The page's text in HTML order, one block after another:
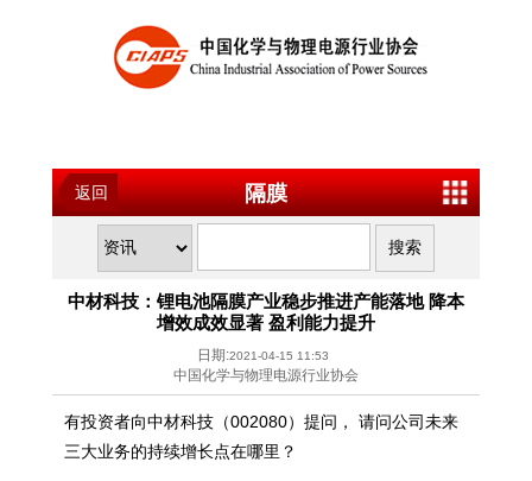
返回 隔膜
中材科技：锂电池隔膜产业稳步推进产能落地 降本
增效成效显著 盈利能力提升
日期:2021-04-15 11:53
中国化学与物理电源行业协会
有投资者向中材科技（002080）提问， 请问公司未来
三大业务的持续增长点在哪里？